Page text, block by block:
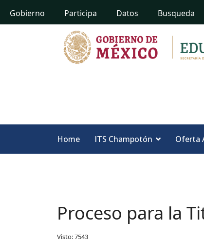
Gobierno Participa Datos Busqueda
Home ITS Champotón Oferta
Proceso para la
Visto: 7543